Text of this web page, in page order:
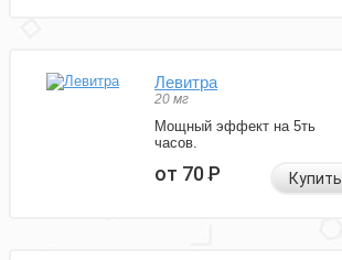
Левитра
20 мг
Мощный эффект на 5ть
часов.
от 70Р Купить